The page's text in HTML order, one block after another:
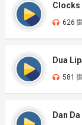
Clocks
626
Dua
581
Dan